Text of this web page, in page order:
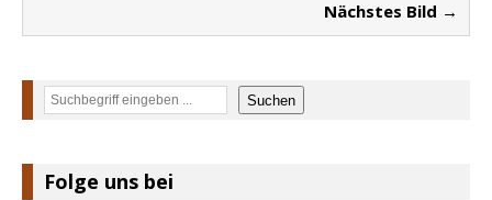
Nächstes Bild →
Suchen Suchen
Folge uns bei